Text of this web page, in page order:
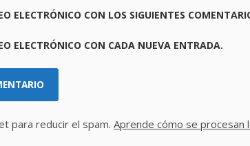
ELECTRÓNICO CON LOS SIGUIENTES
ELECTRÓNICO CON CADA NUEVA ENTRADA.
para reducir el spam. Aprende cómo se procesan